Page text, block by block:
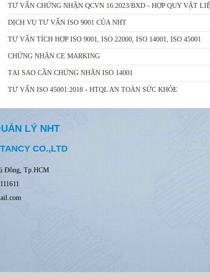
TƯ VẤN CHỨNG NHẬN QCVN 16:2023/BXD - HỢP QUY VẬT
DỊCH VỤ TƯ VẤN ISO 9001 CỦA NHT
TƯ VẤN TÍCH HỢP ISO 9001, ISO 22000, ISO 14001, ISO 45001
CHỨNG NHẬN CE MARKING
TẠI SAO CẦN CHỨNG NHẬN ISO 14001
TƯ VẤN ISO 45001:2018 - HTQL AN TOÀN SỨC KHỎE
LÝ NHT
CO.,LTD
Đông, Tp.HCM